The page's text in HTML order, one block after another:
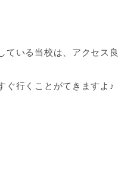
ている当校は、アクセス良
ぐ行くことがてきますよ♪